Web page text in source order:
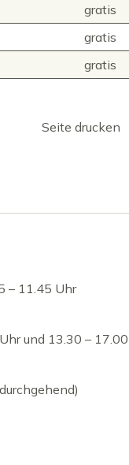
gratis
gratis
gratis
Seite drucken
– 11.45 Uhr
und 13.30 – 17.00